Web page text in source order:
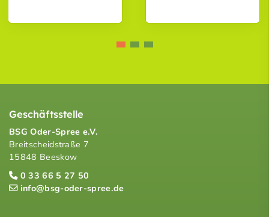
Geschäftsstelle
BSG Oder-Spree e.V.
Breitscheidstraße 7
15848 Beeskow
0 33 66 5 27 50
info@bsg-oder-spree.de